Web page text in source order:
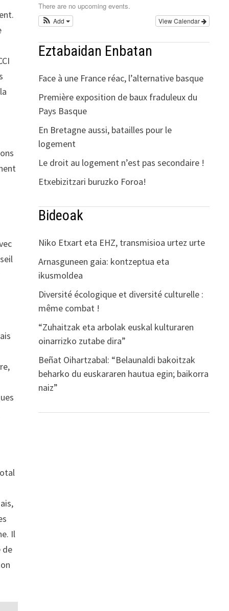
Il
de
There are no upcoming events.
View Calendar
Add
Eztabaidan Enbatan
Face à une France réac, l’alternative basque
Première exposition de baux fraduleux du
Pays Basque
En Bretagne aussi, batailles pour le
logement
Le droit au logement n’est pas secondaire !
Etxebizitzari buruzko Foroa!
Bideoak
Niko Etxart eta EHZ, transmisioa urtez urte
Arnasguneen gaia: kontzeptua eta
ikusmoldea
Diversité écologique et diversité culturelle :
même combat !
“Zuhaitzak eta arbolak euskal kulturaren
oinarrizko zutabe dira”
Beñat Oihartzabal: “Belaunaldi bakoitzak
beharko du euskararen hautua egin; baikorra
naiz”